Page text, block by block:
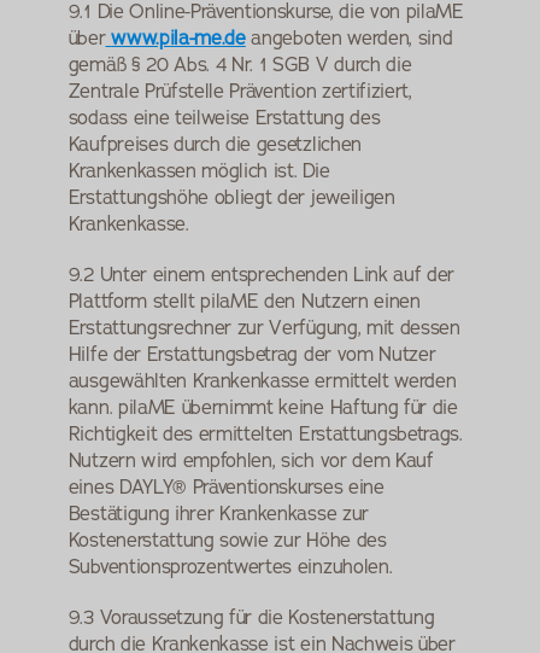
9.1 Die Online-Präventionskurse, die von pilaME
über www.pila-me.de angeboten werden, sind
gemäß § 20 Abs. 4 Nr. 1 SGB V durch die
Zentrale Prüfstelle Prävention zertifiziert,
sodass eine teilweise Erstattung des
Kaufpreises durch die gesetzlichen
Krankenkassen möglich ist. Die
Erstattungshöhe obliegt der jeweiligen
Krankenkasse.
9.2 Unter einem entsprechenden Link auf der
Plattform stellt pilaME den Nutzern einen
Erstattungsrechner zur Verfügung, mit dessen
Hilfe der Erstattungsbetrag der vom Nutzer
ausgewählten Krankenkasse ermittelt werden
kann. pilaME übernimmt keine Haftung für die
Richtigkeit des ermittelten Erstattungsbetrags.
Nutzern wird empfohlen, sich vor dem Kauf
eines DAYLY® Präventionskurses eine
Bestätigung ihrer Krankenkasse zur
Kostenerstattung sowie zur Höhe des
Subventionsprozentwertes einzuholen.
9.3 Voraussetzung für die Kostenerstattung
durch die Krankenkasse ist ein Nachweis über